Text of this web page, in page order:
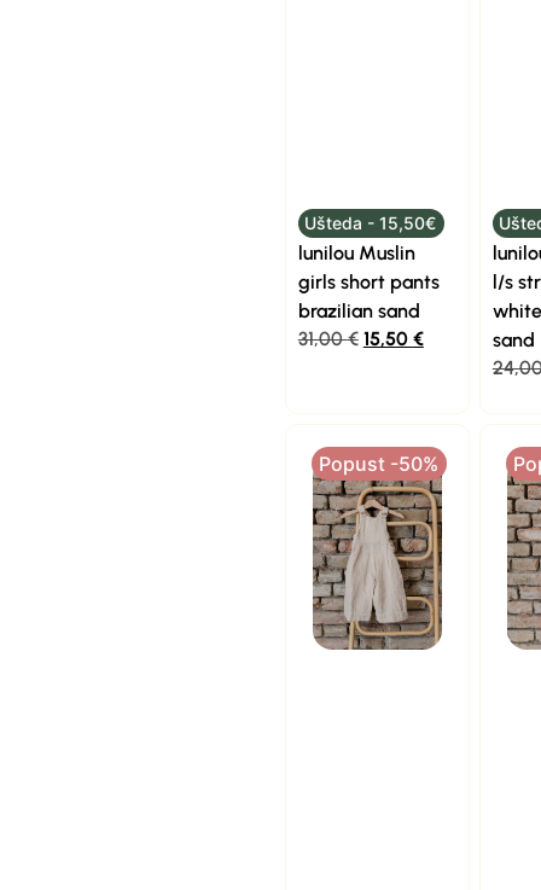
Ušteda - 15,50€
lunilou Muslin
girls short pants
brazilian sand
31,00€ 15,50 €
l/s
sand
Popust -50%